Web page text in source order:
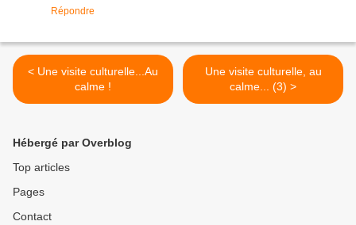
Répondre
< Une visite culturelle...Au
calme !
Une visite culturelle, au
calme... (3) >
Hébergé par Overblog
Top articles
Pages
Contact